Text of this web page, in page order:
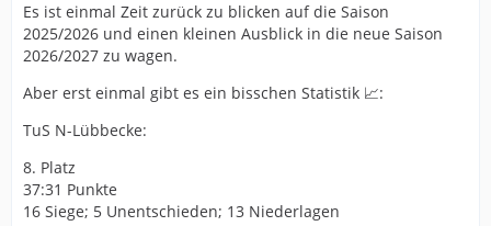
Es ist einmal Zeit zurück zu blicken auf die Saison
2025/2026 und einen kleinen Ausblick in die neue Saison
2026/2027 zu wagen.
Aber erst einmal gibt es ein bisschen Statistik 📈:
TuS N-Lübbecke:
8. Platz
37:31 Punkte
16 Siege; 5 Unentschieden; 13 Niederlagen